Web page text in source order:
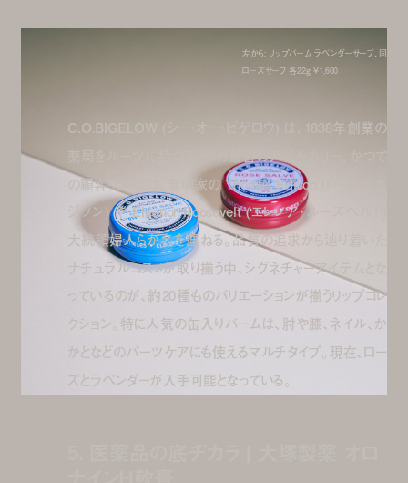
左から: リップバーム ラベンダーサーブ、同
ローズサーブ 各22g ¥1,600
C.O.BIGELOW (シー・オー・ビゲロウ) は、1838年創業の
薬局をルーツに持つアメリカ最古のアポセカリー。かつて
の顧客リストには、発明家の Thomas Edison (トーマス・エ
ジソン) や Eleanor Roosevelt (エレノア・ルーズベルト)
大統領婦人らが名を連ねる。品質の追求から辿り着いた
ナチュラルコスメが取り揃う中、シグネチャーアイテムとな
っているのが、約20種ものバリエーションが揃うリップコレ
クション。特に人気の缶入りバームは、肘や膝、ネイル、か
かとなどのパーツケアにも使えるマルチタイプ。現在、ロー
ズとラベンダーが入手可能となっている。